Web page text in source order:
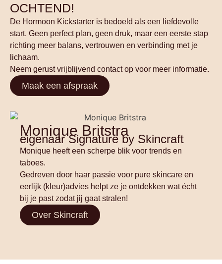
OCHTEND!
De Hormoon Kickstarter is bedoeld als een liefdevolle
start. Geen perfect plan, geen druk, maar een eerste stap
richting meer balans, vertrouwen en verbinding met je
lichaam.
Neem gerust vrijblijvend contact op voor meer informatie.
Maak een afspraak
Monique Britstra
eigenaar Signature by Skincraft
Monique heeft een scherpe blik voor trends en
taboes.
Gedreven door haar passie voor pure skincare en
eerlijk (kleur)advies helpt ze je ontdekken wat écht
bij je past zodat jij gaat stralen!
Over Skincraft